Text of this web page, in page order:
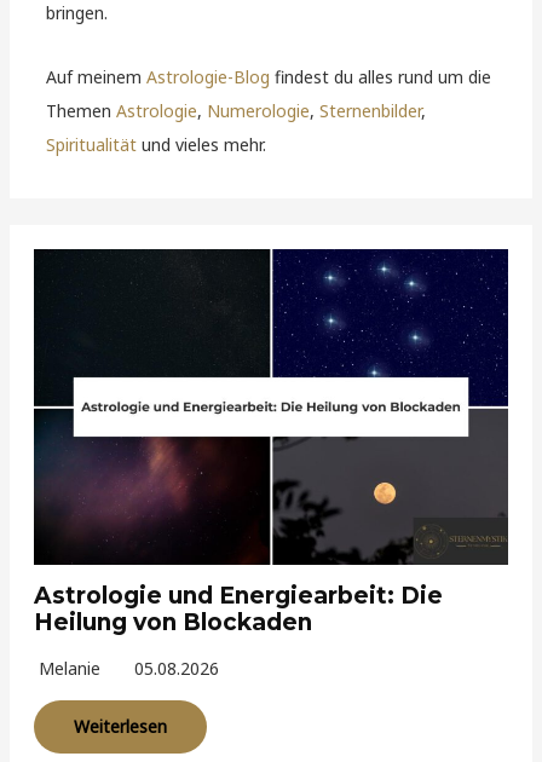
bringen.
Auf meinemAstrologie-Blog findest du alles rund um die
ThemenAstrologie, Numerologie,Sternenbilder,
Spiritualität und vieles mehr.
Astrologie und Energiearbeit: Die
Heilung von Blockaden
Melanie 05.08.2026
Weiterlesen